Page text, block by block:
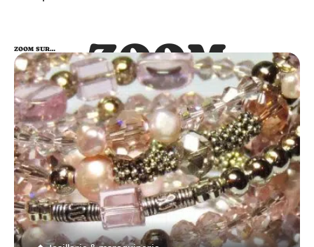
ZOOM
SUR…
ZOOM SUR…